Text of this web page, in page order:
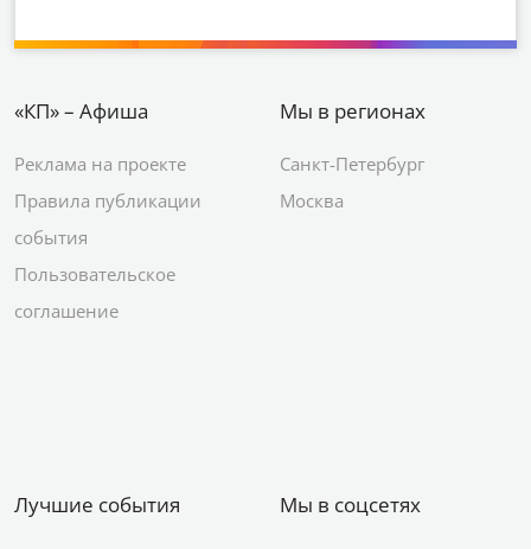
«КП» – Афиша
Реклама на проекте
Правила публикации
события
Пользовательское
соглашение
Мы в регионах
Санкт-Петербург
Москва
Лучшие события Мы в соцсетях